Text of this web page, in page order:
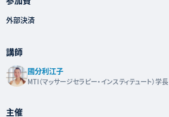
外部決済
講師
國分利江子
MTI（マッサージセラピー・インスティテュート）学長
主催